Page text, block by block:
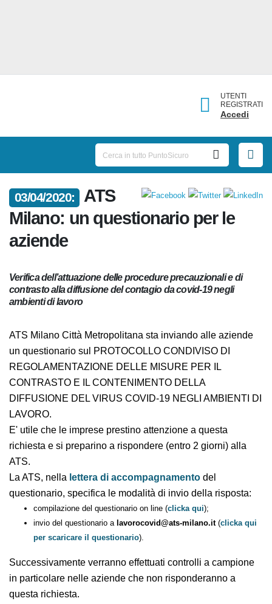
UTENTI
REGISTRATI
Accedi
03/04/2020:
ATS
Milano: un questionario per le
aziende
Verifica dell’attuazione delle procedure precauzionali e di
contrasto alla diffusione del contagio da covid-19 negli
ambienti di lavoro
ATS Milano Città Metropolitana sta inviando alle
aziende un questionario sul PROTOCOLLO CONDIVISO
DI REGOLAMENTAZIONE DELLE MISURE PER IL
CONTRASTO E IL CONTENIMENTO DELLA DIFFUSIONE
DEL VIRUS COVID-19 NEGLI AMBIENTI DI LAVORO.
E' utile che le imprese prestino attenzione a questa
richiesta e si preparino a rispondere (entro 2 giorni)
alla ATS.
La ATS, nella
questionario, specifica le modalità di invio della
risposta:
compilazione del questionario on line (clicka qui
invio del questionario alavorocovid@ats-milano.it(clicka
qui per scaricare il questionario
Successivamente verranno effettuati controlli a
campione in particolare nelle aziende che non
risponderanno a questa richiesta.